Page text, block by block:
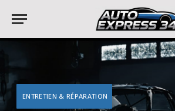
ENTRETIEN & RÉPARATION